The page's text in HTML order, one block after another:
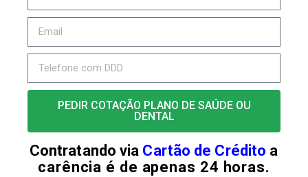
PEDIR COTAÇÃO PLANO DE SAÚDE OU
DENTAL
Contratando via Cartão de Crédito a
carência é de apenas 24 horas.